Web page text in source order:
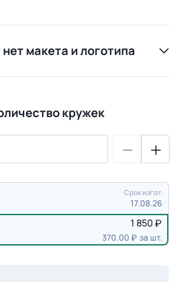
макета и логотипа
кружек
Срок изгот.
17.08.26
1 850
370.00 за шт.